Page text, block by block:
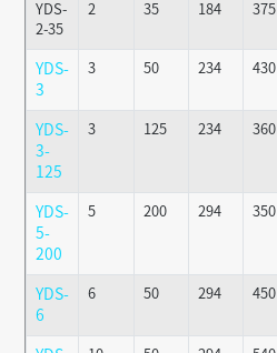
YDS-
2-35
2 35 184 375
YDS-
3
3 50 234 430
YDS-
3-
125
3 125 234 360
YDS-
5-
200
5 200 294 350
YDS-
6
6 50 294 450